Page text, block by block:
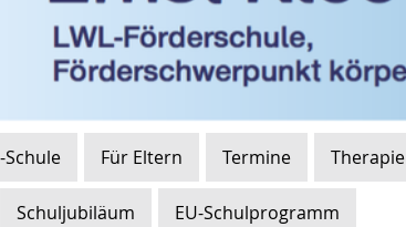
Schule Für Eltern Termine Therapie
Schuljubiläum EU-Schulprogramm